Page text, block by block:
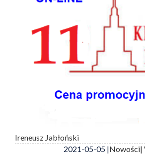
Ireneusz Jabłoński
2021-05-05 |Nowości|